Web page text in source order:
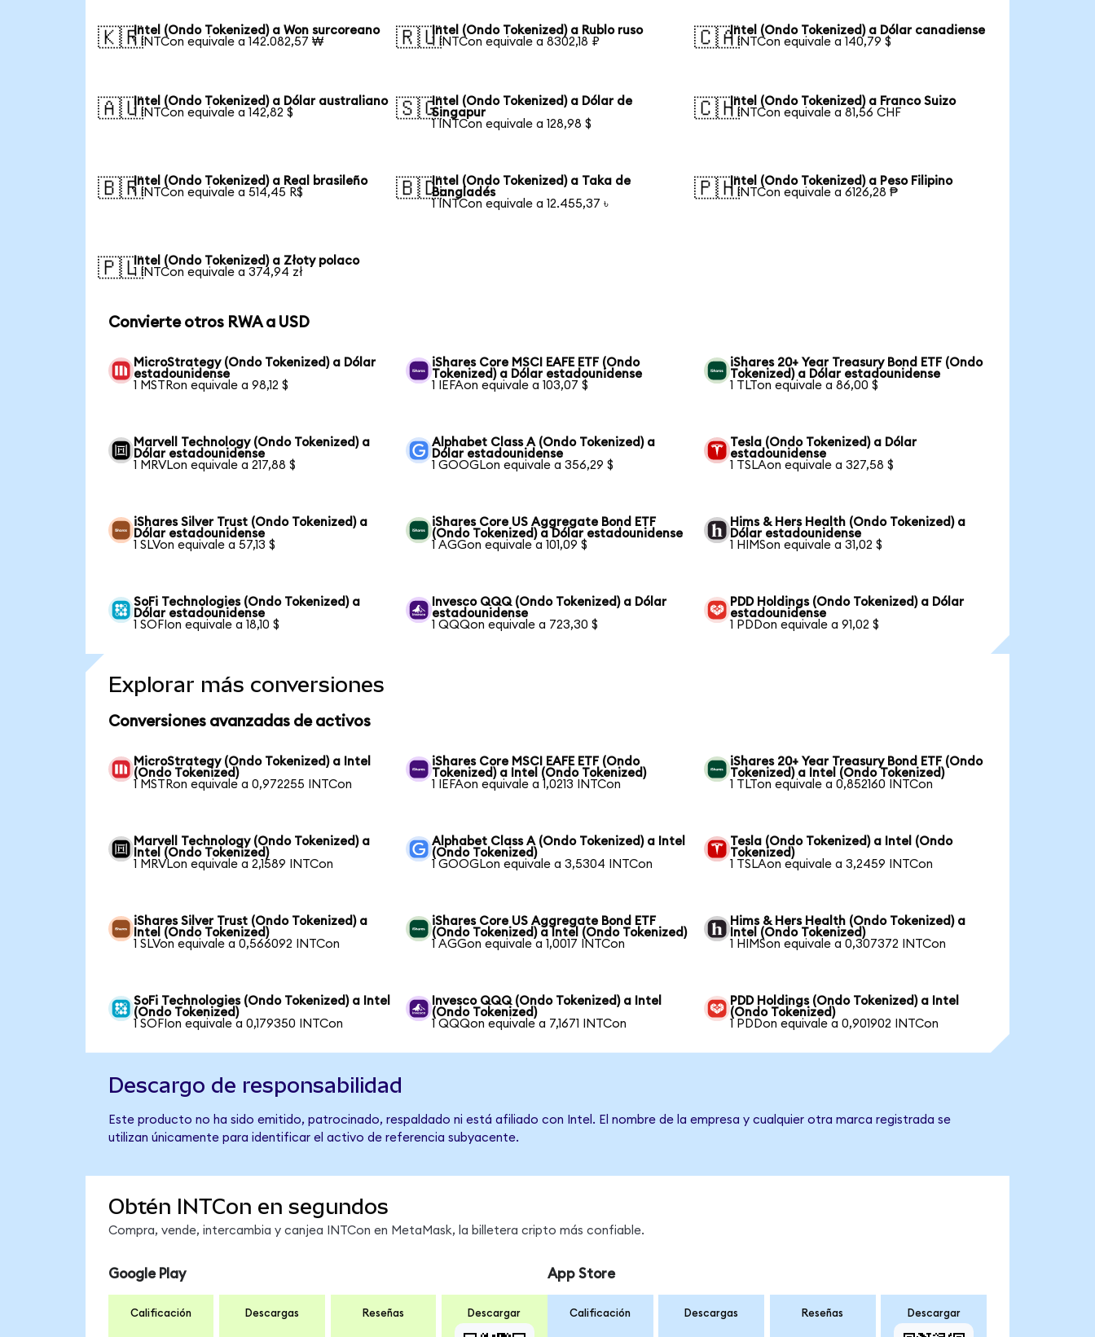
🇰🇷Intel (Ondo Tokenized) a Won surcoreano
1 INTCon equivale a 142.082,57 ₩
🇷🇺Intel (Ondo Tokenized) a Rublo ruso
1 INTCon equivale a 8302,18 ₽
🇨🇦Intel (Ondo Tokenized) a Dólar canadiense
1 INTCon equivale a 140,79 $
🇦🇺Intel (Ondo Tokenized) a Dólar australiano
1 INTCon equivale a 142,82 $
🇸🇬Intel (Ondo Tokenized) a Dólar de
Singapur
1 INTCon equivale a 128,98 $
🇨🇭Intel (Ondo Tokenized) a Franco Suizo
1 INTCon equivale a 81,56 CHF
🇧🇷Intel (Ondo Tokenized) a Real brasileño
1 INTCon equivale a 514,45 R$
🇧🇩Intel (Ondo Tokenized) a Taka de
Bangladés
1 INTCon equivale a 12.455,37 ৳
🇵🇭Intel (Ondo Tokenized) a Peso Filipino
1 INTCon equivale a 6126,28 ₱
🇵🇱Intel (Ondo Tokenized) a Złoty polaco
1 INTCon equivale a 374,94 zł
Convierte otros RWA a USD
MicroStrategy (Ondo Tokenized) a Dólar
estadounidense
1 MSTRon equivale a 98,12 $
iShares Core MSCI EAFE ETF (Ondo
Tokenized) a Dólar estadounidense
1 IEFAon equivale a 103,07 $
iShares 20+ Year Treasury Bond ETF (Ondo
Tokenized) a Dólar estadounidense
1 TLTon equivale a 86,00 $
Marvell Technology (Ondo Tokenized) a
Dólar estadounidense
1 MRVLon equivale a 217,88 $
Alphabet Class A (Ondo Tokenized) a
Dólar estadounidense
1 GOOGLon equivale a 356,29 $
Tesla (Ondo Tokenized) a Dólar
estadounidense
1 TSLAon equivale a 327,58 $
iShares Silver Trust (Ondo Tokenized) a
Dólar estadounidense
1 SLVon equivale a 57,13 $
iShares Core US Aggregate Bond ETF
(Ondo Tokenized) a Dólar estadounidense
1 AGGon equivale a 101,09 $
Hims & Hers Health (Ondo Tokenized) a
Dólar estadounidense
1 HIMSon equivale a 31,02 $
SoFi Technologies (Ondo Tokenized) a
Dólar estadounidense
1 SOFIon equivale a 18,10 $
Invesco QQQ (Ondo Tokenized) a Dólar
estadounidense
1 QQQon equivale a 723,30 $
PDD Holdings (Ondo Tokenized) a Dólar
estadounidense
1 PDDon equivale a 91,02 $
Explorar más conversiones
Conversiones avanzadas de activos
MicroStrategy (Ondo Tokenized) a Intel
(Ondo Tokenized)
1 MSTRon equivale a 0,972255 INTCon
iShares Core MSCI EAFE ETF (Ondo
Tokenized) a Intel (Ondo Tokenized)
1 IEFAon equivale a 1,0213 INTCon
iShares 20+ Year Treasury Bond ETF (Ondo
Tokenized) a Intel (Ondo Tokenized)
1 TLTon equivale a 0,852160 INTCon
Marvell Technology (Ondo Tokenized) a
Intel (Ondo Tokenized)
1 MRVLon equivale a 2,1589 INTCon
Alphabet Class A (Ondo Tokenized) a Intel
(Ondo Tokenized)
1 GOOGLon equivale a 3,5304 INTCon
Tesla (Ondo Tokenized) a Intel (Ondo
Tokenized)
1 TSLAon equivale a 3,2459 INTCon
iShares Silver Trust (Ondo Tokenized) a
Intel (Ondo Tokenized)
1 SLVon equivale a 0,566092 INTCon
iShares Core US Aggregate Bond ETF
(Ondo Tokenized) a Intel (Ondo Tokenized)
1 AGGon equivale a 1,0017 INTCon
Hims & Hers Health (Ondo Tokenized) a
Intel (Ondo Tokenized)
1 HIMSon equivale a 0,307372 INTCon
SoFi Technologies (Ondo Tokenized) a Intel
(Ondo Tokenized)
1 SOFIon equivale a 0,179350 INTCon
Invesco QQQ (Ondo Tokenized) a Intel
(Ondo Tokenized)
1 QQQon equivale a 7,1671 INTCon
PDD Holdings (Ondo Tokenized) a Intel
(Ondo Tokenized)
1 PDDon equivale a 0,901902 INTCon
Descargo de responsabilidad
Este producto no ha sido emitido, patrocinado, respaldado ni está afiliado con Intel. El nombre de la empresa y cualquier otra marca registrada se
utilizan únicamente para identificar el activo de referencia subyacente.
Obtén INTCon en segundos
Compra, vende, intercambia y canjea INTCon en MetaMask, la billetera cripto más confiable.
Google Play
Calificación Descargas Reseñas Descargar
App Store
Calificación Descargas Reseñas Descargar